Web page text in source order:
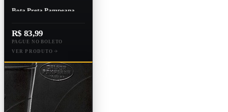
Bota Preta Pampeana
R$ 83,99
PAGUE NO BOLETO
VER PRODUTO